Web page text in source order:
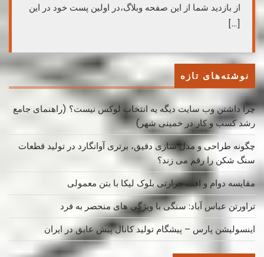
از بازدید شما از این صفحه وبلاگ،در اولین پست خود در این
[…]
نوشته‌های تازه
چرا داشتن وب سایت دیگه یه انتخاب لوکس نیست؟ (راهنمای جامع
رشد کسب ‌و کار در خمینی ‌شهر)
چگونه طراحی و مدل سازی دقیق، برتری آوانگارد در تولید قطعات
سنگ شکن را رقم می زند؟
مقایسه دوام و افت حرارتی بلوک لیکا با بتن معمولی
تراورتن عباس آباد: سنگی با ویژگی های منحصر به فرد
اینسولیشن پارس – پیشگام تولید کانال پیش عایق در ایران